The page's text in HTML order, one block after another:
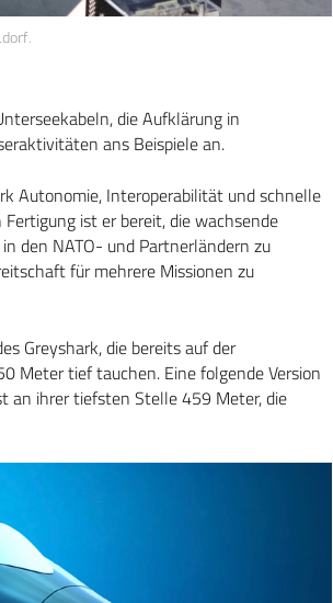
die Aufklärung in
ans Beispiele an.
Autonomie, Interoperabilität und schnelle
ist er bereit, die wachsende
den NATO- und Partnerländern zu
für mehrere Missionen zu
Greyshark, die bereits auf der
Meter tief tauchen. Eine folgende Version
an ihrer tiefsten Stelle 459 Meter, die